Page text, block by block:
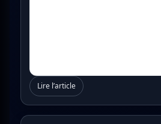
Lire l’article